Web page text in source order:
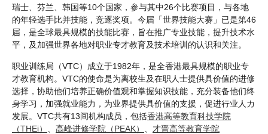
瑞士、芬兰、韩国等10个国家，参与其中26个比赛项目，与各地
的年轻选手比并技能，竞逐奖项。今届「世界技能大赛」已是第46
届，是全球最具规模的技能比赛，旨在推广专业技能，提升技术水
平，及加强世界各地对职业专才教育及技术培训的认识和关注。
职业训练局（VTC）成立于1982年，是全香港最具规模的职业专
才教育机构。VTC的使命是为离校生及在职人士提供具价值的进修
选择，协助他们培养正确价值观和掌握知识技能，充分装备他们终
身学习，加强就业能力，为业界提供具价值的支援，促进行业人力
发展。VTC共有13间机构成员，包括香港高等教育科技学院
（THEi）
高峰进修学院（PEAK）
才晋高等教育学院